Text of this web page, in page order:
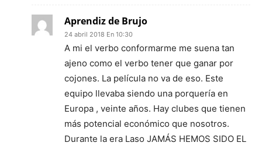
Aprendiz de Brujo
24 abril 2018 En 10:30
A mi el verbo conformarme me suena tan
ajeno como el verbo tener que ganar por
cojones. La película no va de eso. Este
equipo llevaba siendo una porquería en
Europa , veinte años. Hay clubes que tienen
más potencial económico que nosotros.
Durante la era Laso JAMÁS HEMOS SIDO EL